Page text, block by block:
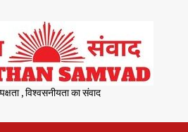
, विश्वसनीयता का संवाद